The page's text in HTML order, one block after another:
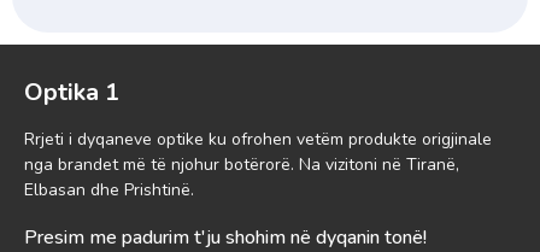
Optika 1
Rrjeti i dyqaneve optike ku ofrohen vetëm produkte origjinale
nga brandet më të njohur botërorë. Na vizitoni në Tiranë,
Elbasan dhe Prishtinë.
Presim me padurim t'ju shohim në dyqanin tonë!